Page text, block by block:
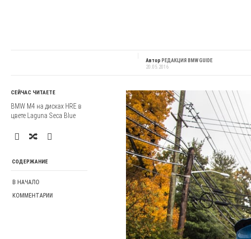
Автор РЕДАКЦИЯ BMW GUIDE
20.05.2016
СЕЙЧАС ЧИТАЕТЕ
BMW M4 на дисках HRE в
цвете Laguna Seca Blue
СОДЕРЖАНИЕ
В НАЧАЛО
КОММЕНТАРИИ